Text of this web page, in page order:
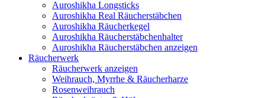
Auroshikha Longsticks
Auroshikha Real Räucherstäbchen
Auroshikha Räucherkegel
Auroshikha Räucherstäbchenhalter
Auroshikha Räucherstäbchen anzeigen
Räucherwerk
Räucherwerk anzeigen
Weihrauch, Myrrhe & Räucherharze
Rosenweihrauch